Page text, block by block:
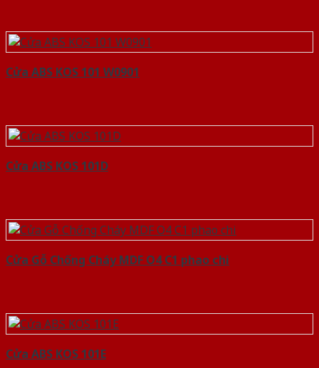
Cửa ABS KOS 101 W0901
Cửa ABS KOS 101D
Cửa Gỗ Chống Cháy MDF O4 C1 phao chi
Cửa ABS KOS 101E